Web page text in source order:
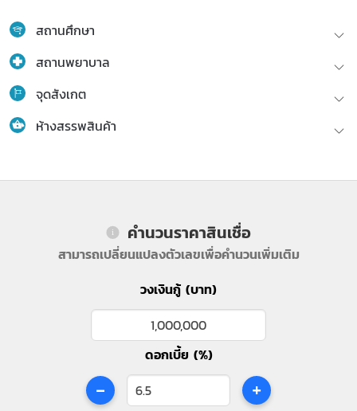
สถานศึกษา
สถานพยาบาล
จุดสังเกต
ห้างสรรพสินค้า
คำนวนราคาสินเชื่อ
สามารถเปลี่ยนแปลงตัวเลขเพื่อคำนวนเพิ่มเติม
วงเงินกู้ (บาท)
ดอกเบี้ย (%)
- +